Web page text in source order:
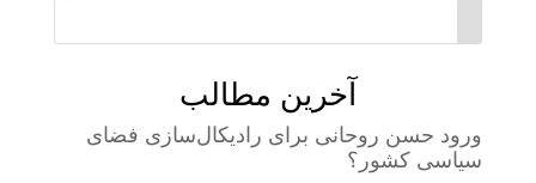
آخرین مطالب
ورود حسن روحانی برای رادیکال‌سازی فضای
سیاسی کشور؟